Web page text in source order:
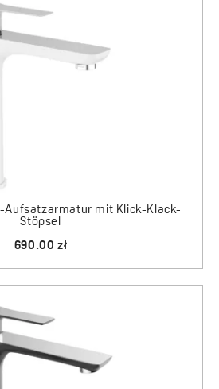
Aufsatzarmatur mit Klick-Klack-
Stöpsel
690.00 zł